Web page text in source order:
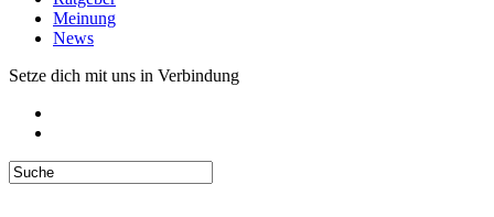
Meinung
News
Setze dich mit uns in Verbindung